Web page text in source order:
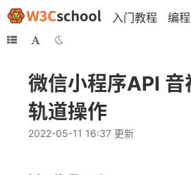
入门教程 编
微信小程序API 音
轨道操作
2022-05-11 16:37 更新